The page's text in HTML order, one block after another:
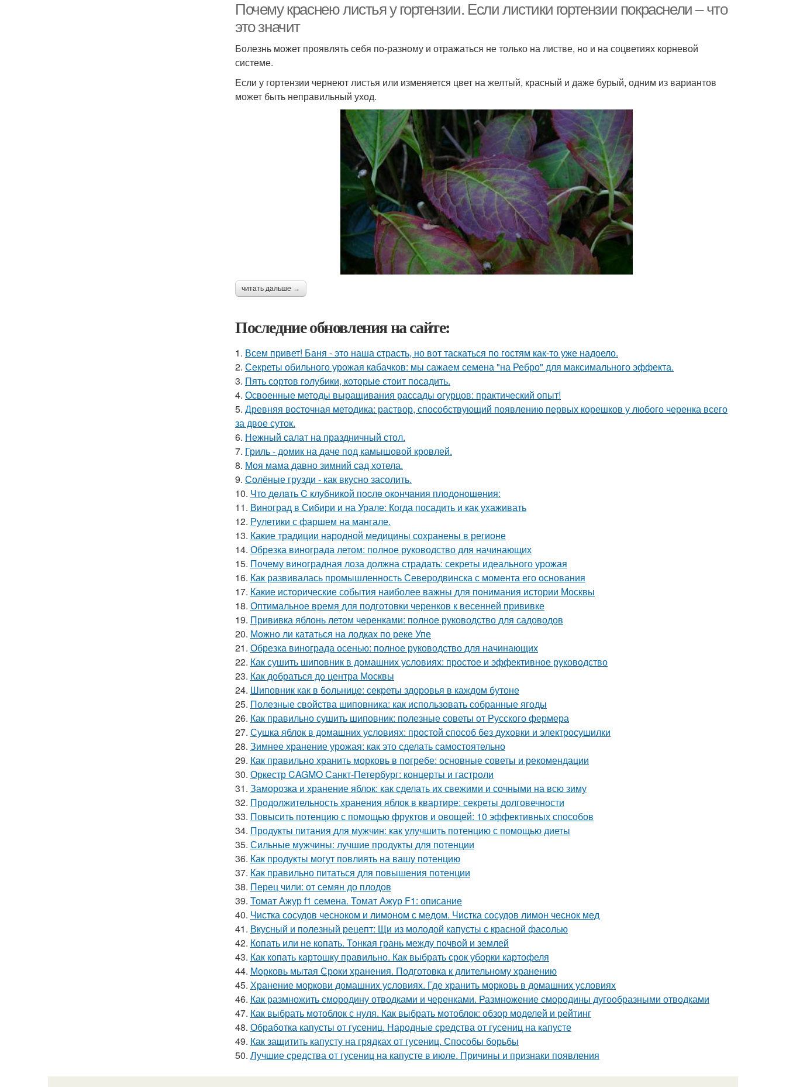
Почему краснею листья у гортензии. Если листики гортензии покраснели – что
это значит
Болезнь может проявлять себя по-разному и отражаться не только на листве, но и на соцветиях корневой
системе.
Если у гортензии чернеют листья или изменяется цвет на желтый, красный и даже бурый, одним из вариантов
может быть неправильный уход.
читать дальше →
Последние обновления на сайте:
1. Всем привет! Баня - это наша страсть, но вот таскаться по гостям как-то уже надоело.
2. Секреты обильного урожая кабачков: мы сажаем семена "на Ребро" для максимального эффекта.
3. Пять сортов голубики, которые стоит посадить.
4. Освоенные методы выращивания рассады огурцов: практический опыт!
5. Древняя восточная методика: раствор, способствующий появлению первых корешков у любого черенка всего
за двое суток.
6. Нежный салат на праздничный стол.
7. Гриль - домик на даче под камышовой кровлей.
8. Моя мама давно зимний сад хотела.
9. Солёные грузди - как вкусно засолить.
10. Чтo дeлaть C клубникoй пocлe oкoнчaния плoдoнoшeния:
11. Виноград в Сибири и на Урале: Когда посадить и как ухаживать
12. Рулетики с фаршем на мангале.
13. Какие традиции народной медицины сохранены в регионе
14. Обрезка винограда летом: полное руководство для начинающих
15. Почему виноградная лоза должна страдать: секреты идеального урожая
16. Как развивалась промышленность Северодвинска с момента его основания
17. Какие исторические события наиболее важны для понимания истории Москвы
18. Оптимальное время для подготовки черенков к весенней прививке
19. Прививка яблонь летом черенками: полное руководство для садоводов
20. Можно ли кататься на лодках по реке Упе
21. Обрезка винограда осенью: полное руководство для начинающих
22. Как сушить шиповник в домашних условиях: простое и эффективное руководство
23. Как добраться до центра Москвы
24. Шиповник как в больнице: секреты здоровья в каждом бутоне
25. Полезные свойства шиповника: как использовать собранные ягоды
26. Как правильно сушить шиповник: полезные советы от Русского фермера
27. Сушка яблок в домашних условиях: простой способ без духовки и электросушилки
28. Зимнее хранение урожая: как это сделать самостоятельно
29. Как правильно хранить морковь в погребе: основные советы и рекомендации
30. Оркестр CAGMO Санкт-Петербург: концерты и гастроли
31. Заморозка и хранение яблок: как сделать их свежими и сочными на всю зиму
32. Продолжительность хранения яблок в квартире: секреты долговечности
33. Повысить потенцию с помощью фруктов и овощей: 10 эффективных способов
34. Продукты питания для мужчин: как улучшить потенцию с помощью диеты
35. Сильные мужчины: лучшие продукты для потенции
36. Как продукты могут повлиять на вашу потенцию
37. Как правильно питаться для повышения потенции
38. Перец чили: от семян до плодов
39. Томат Ажур f1 семена. Томат Ажур F1: описание
40. Чистка сосудов чесноком и лимоном с медом. Чистка сосудов лимон чеснок мед
41. Вкусный и полезный рецепт: Щи из молодой капусты с красной фасолью
42. Копать или не копать. Тонкая грань между почвой и землей
43. Как копать картошку правильно. Как выбрать срок уборки картофеля
44. Морковь мытая Сроки хранения. Подготовка к длительному хранению
45. Хранение моркови домашних условиях. Где хранить морковь в домашних условиях
46. Как размножить смородину отводками и черенками. Размножение смородины дугообразными отводками
47. Как выбрать мотоблок с нуля. Как выбрать мотоблок: обзор моделей и рейтинг
48. Обработка капусты от гусениц. Народные средства от гусениц на капусте
49. Как защитить капусту на грядках от гусениц. Способы борьбы
50. Лучшие средства от гусениц на капусте в июле. Причины и признаки появления